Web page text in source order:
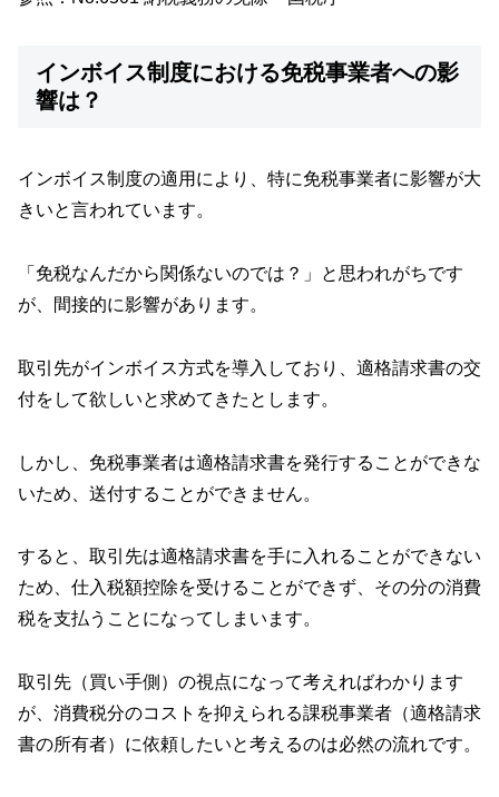
インボイス制度における免税事業者への影
響は？
インボイス制度の適用により、特に免税事業者に影響が大
きいと言われています。
「免税なんだから関係ないのでは？」と思われがちです
が、間接的に影響があります。
取引先がインボイス方式を導入しており、適格請求書の交
付をして欲しいと求めてきたとします。
しかし、免税事業者は適格請求書を発行することができな
いため、送付することができません。
すると、取引先は適格請求書を手に入れることができない
ため、仕入税額控除を受けることができず、その分の消費
税を支払うことになってしまいます。
取引先（買い手側）の視点になって考えればわかります
が、消費税分のコストを抑えられる課税事業者（適格請求
書の所有者）に依頼したいと考えるのは必然の流れです。